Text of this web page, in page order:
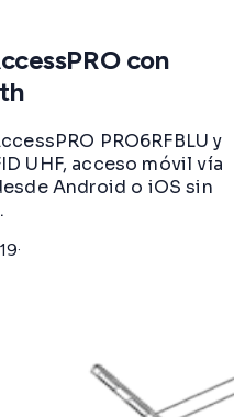
con
PRO6RFBLU y
UHF, acceso móvil vía
Android o iOS sin
·